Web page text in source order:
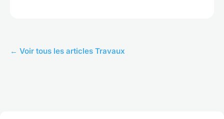
← Voir tous les articles Travaux